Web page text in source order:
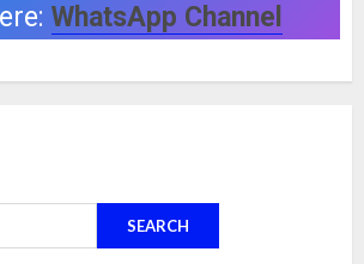
WhatsApp Channel
SEARCH